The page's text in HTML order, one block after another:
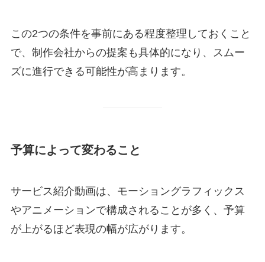
この2つの条件を事前にある程度整理しておくこと
で、制作会社からの提案も具体的になり、スムー
ズに進行できる可能性が高まります。
予算によって変わること
サービス紹介動画は、モーショングラフィックス
やアニメーションで構成されることが多く、予算
が上がるほど表現の幅が広がります。